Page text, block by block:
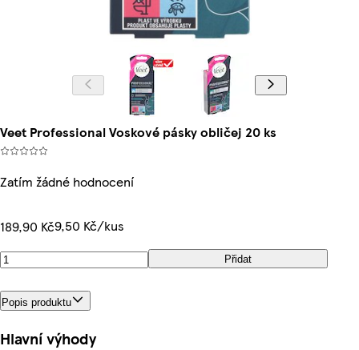
Veet Professional Voskové pásky obličej 20 ks
Zatím žádné hodnocení
189,90 Kč9,50 Kč/kus
Přidat
Popis produktu
Hlavní výhody